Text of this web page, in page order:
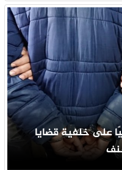
على خلفية قضايا